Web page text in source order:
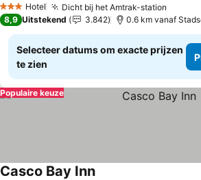
3 SterrenHotel Dicht bij het Amtrak-station
8,9 Uitstekend 3.842 0.6 km vanaf
Selecteer datums om exacte prijzen
te zien
Populaire keuze
Casco Bay Inn